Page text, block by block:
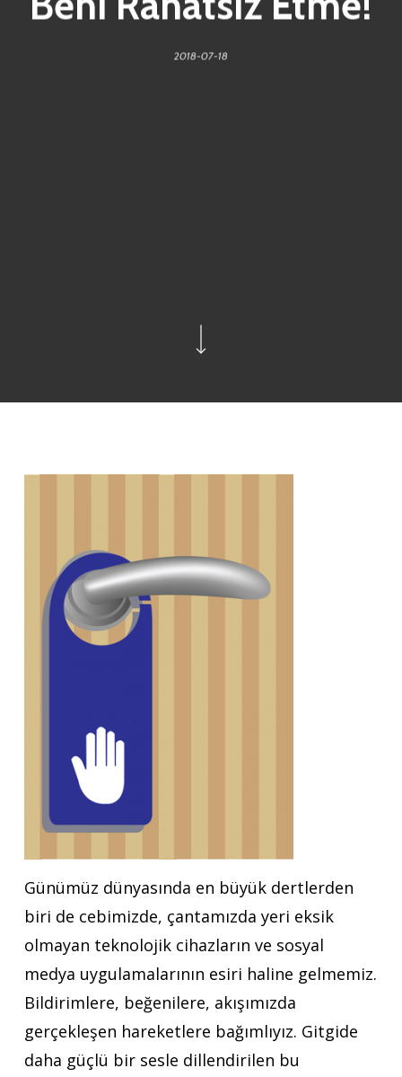
2018-07-18
Günümüz dünyasında en büyük dertlerden
biri de cebimizde, çantamızda yeri eksik
olmayan teknolojik cihazların ve sosyal
medya uygulamalarının esiri haline gelmemiz.
Bildirimlere, beğenilere, akışımızda
gerçekleşen hareketlere bağımlıyız. Gitgide
daha güçlü bir sesle dillendirilen bu